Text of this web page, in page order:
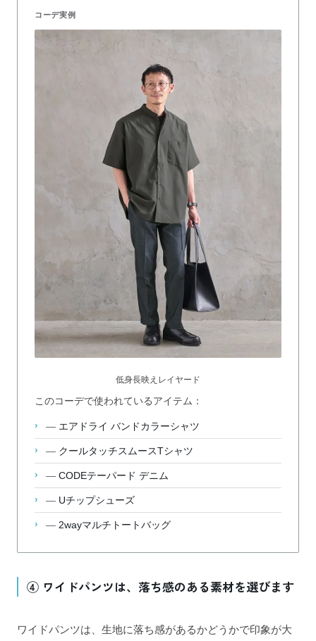
コーデ実例
低身長映えレイヤード
このコーデで使われているアイテム：
— エアドライ バンドカラーシャツ
— クールタッチスムースTシャツ
— CODEテーパード デニム
— Uチップシューズ
— 2wayマルチトートバッグ
④ ワイドパンツは、落ち感のある素材を選びます
ワイドパンツは、生地に落ち感があるかどうかで印象が大